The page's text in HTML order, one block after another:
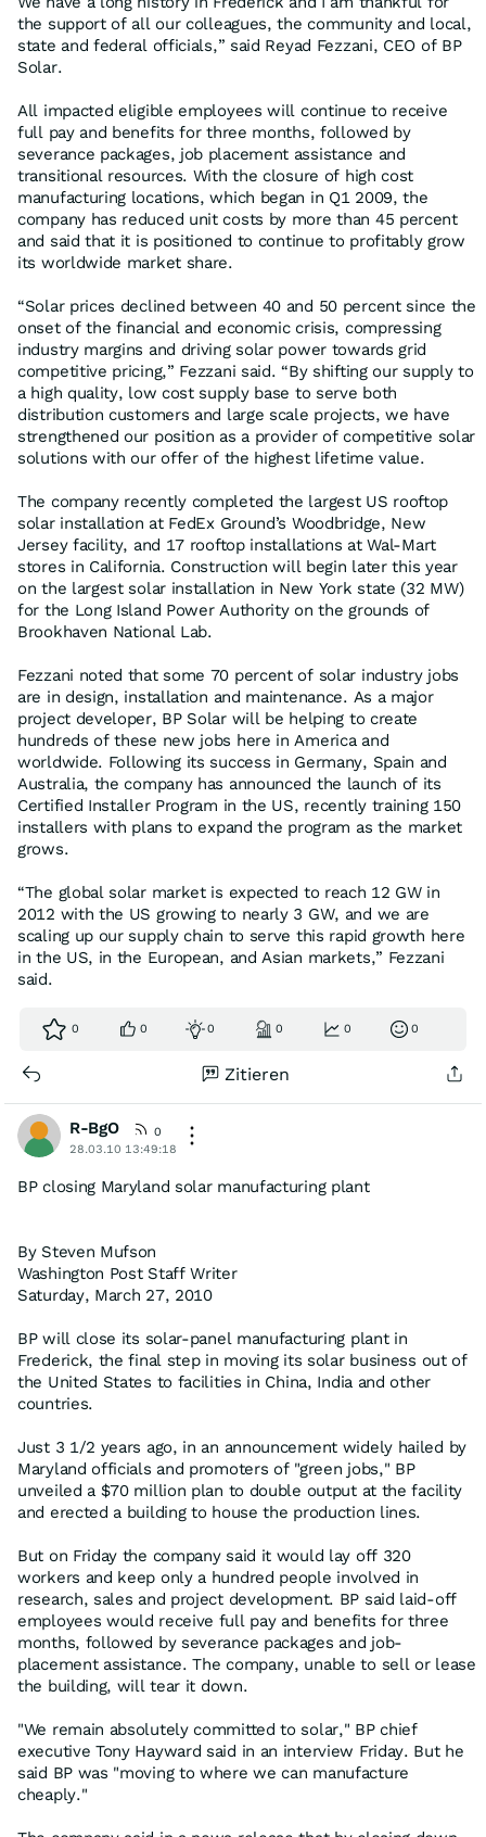
the support of all our colleagues, the community and local,
state and federal officials,” said Reyad Fezzani, CEO of BP
Solar.
All impacted eligible employees will continue to receive
full pay and benefits for three months, followed by
severance packages, job placement assistance and
transitional resources. With the closure of high cost
manufacturing locations, which began in Q1 2009, the
company has reduced unit costs by more than 45 percent
and said that it is positioned to continue to profitably grow
its worldwide market share.
“Solar prices declined between 40 and 50 percent since the
onset of the financial and economic crisis, compressing
industry margins and driving solar power towards grid
competitive pricing,” Fezzani said. “By shifting our supply to
a high quality, low cost supply base to serve both
distribution customers and large scale projects, we have
strengthened our position as a provider of competitive solar
solutions with our offer of the highest lifetime value.
The company recently completed the largest US rooftop
solar installation at FedEx Ground’s Woodbridge, New
Jersey facility, and 17 rooftop installations at Wal-Mart
stores in California. Construction will begin later this year
on the largest solar installation in New York state (32 MW)
for the Long Island Power Authority on the grounds of
Brookhaven National Lab.
Fezzani noted that some 70 percent of solar industry jobs
are in design, installation and maintenance. As a major
project developer, BP Solar will be helping to create
hundreds of these new jobs here in America and
worldwide. Following its success in Germany, Spain and
Australia, the company has announced the launch of its
Certified Installer Program in the US, recently training 150
installers with plans to expand the program as the market
grows.
“The global solar market is expected to reach 12 GW in
2012 with the US growing to nearly 3 GW, and we are
scaling up our supply chain to serve this rapid growth here
in the US, in the European, and Asian markets,” Fezzani
said.
0 0 0 0 0 0
Zitieren
R-BgO
0
28.03.10 13:49:18
BP closing Maryland solar manufacturing plant
By Steven Mufson
Washington Post Staff Writer
Saturday, March 27, 2010
BP will close its solar-panel manufacturing plant in
Frederick, the final step in moving its solar business out of
the United States to facilities in China, India and other
countries.
Just 3 1/2 years ago, in an announcement widely hailed by
Maryland officials and promoters of "green jobs," BP
unveiled a $70 million plan to double output at the facility
and erected a building to house the production lines.
But on Friday the company said it would lay off 320
workers and keep only a hundred people involved in
research, sales and project development. BP said laid-off
employees would receive full pay and benefits for three
months, followed by severance packages and job-
placement assistance. The company, unable to sell or lease
the building, will tear it down.
"We remain absolutely committed to solar," BP chief
executive Tony Hayward said in an interview Friday. But he
said BP was "moving to where we can manufacture
cheaply."